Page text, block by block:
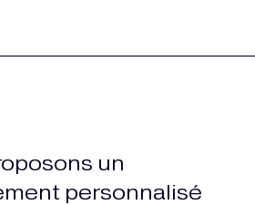
un
personnalisé